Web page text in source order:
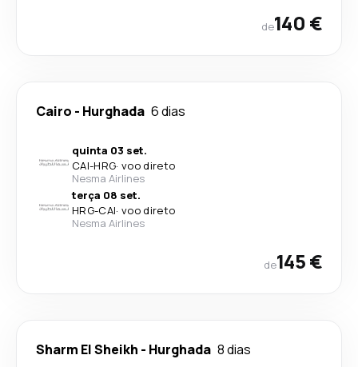
de140 €
Cairo - Hurghada 6 dias
quinta 03 set.
CAI-HRG· voo direto
Nesma Airlines
terça 08 set.
HRG-CAI· voo direto
Nesma Airlines
de145 €
Sharm El Sheikh - Hurghada 8 dias